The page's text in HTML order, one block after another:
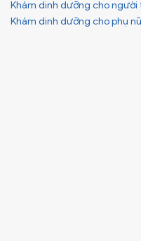
Khám dinh dưỡng cho
Khám dinh dưỡng cho phụ